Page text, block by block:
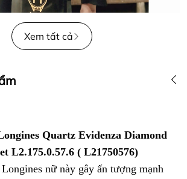
Xem tất cả
Quartz Evidenza Diamond
L2.175.0.57.6 ( L21750576)
nữ này gây ấn tượng mạnh